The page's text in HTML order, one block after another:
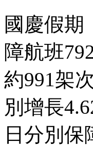
國慶假期
障航班
約991架
別增長
日分別保